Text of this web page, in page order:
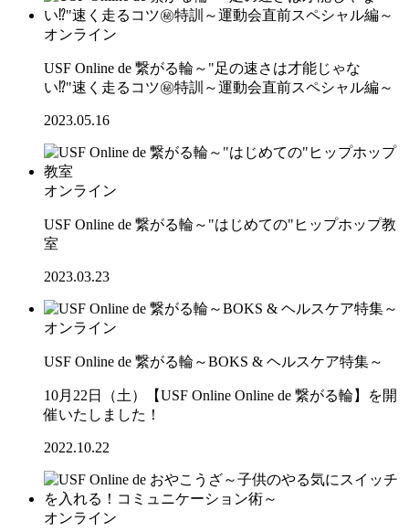
オンライン
USF Online de 繋がる輪～"足の速さは才能じゃな
い⁉"速く走るコツ㊙特訓～運動会直前スペシャル編～
2023.05.16
オンライン
USF Online de 繋がる輪～"はじめての"ヒップホップ教
室
2023.03.23
オンライン
USF Online de 繋がる輪～BOKS & ヘルスケア特集～
10月22日（土）【USF Online Online de 繋がる輪】を開
催いたしました！
2022.10.22
オンライン